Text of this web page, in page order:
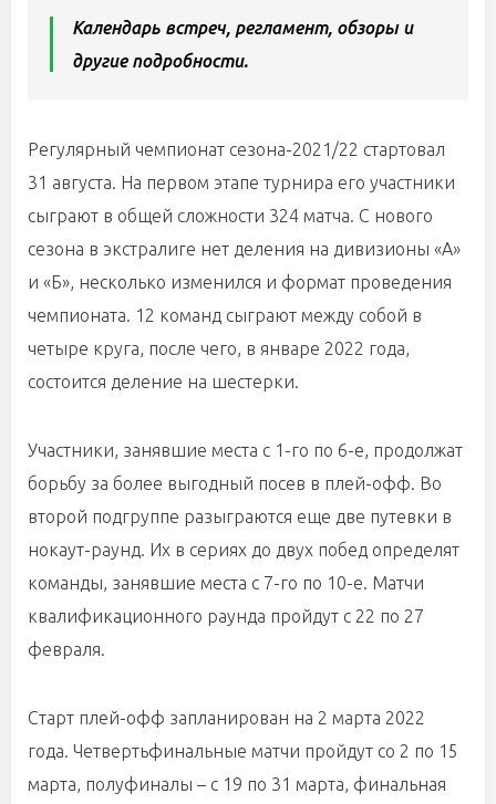
Календарь встреч, регламент, обзоры и
другие подробности.
Регулярный чемпионат сезона-2021/22 стартовал
31 августа. На первом этапе турнира его участники
сыграют в общей сложности 324 матча. С нового
сезона в экстралиге нет деления на дивизионы «А»
и «Б», несколько изменился и формат проведения
чемпионата. 12 команд сыграют между собой в
четыре круга, после чего, в январе 2022 года,
состоится деление на шестерки.
Участники, занявшие места с 1-го по 6-е, продолжат
борьбу за более выгодный посев в плей-офф. Во
второй подгруппе разыграются еще две путевки в
нокаут-раунд. Их в сериях до двух побед определят
команды, занявшие места с 7-го по 10-е. Матчи
квалификационного раунда пройдут с 22 по 27
февраля.
Старт плей-офф запланирован на 2 марта 2022
года. Четвертьфинальные матчи пройдут со 2 по 15
марта, полуфиналы – с 19 по 31 марта, финальная